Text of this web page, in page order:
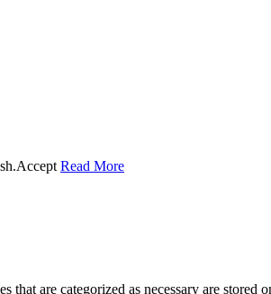
Accept Read More
are categorized as necessary are stored